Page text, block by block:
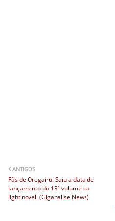
ANTIGOS
Fãs de Oregairu! Saiu a data de
lançamento do 13º volume da
light novel. (Giganalise News)